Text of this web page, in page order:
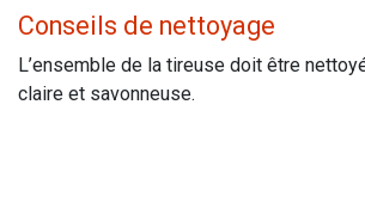
Conseils de nettoyage
L’ensemble de la tireuse doit être
claire et savonneuse.